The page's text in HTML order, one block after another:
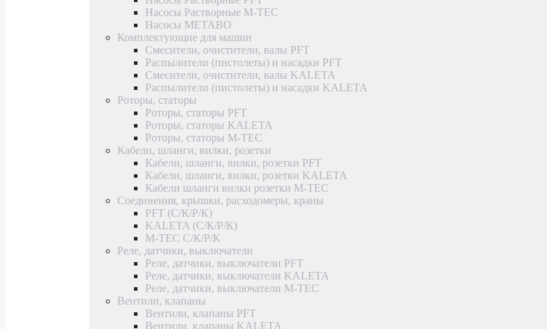
Насосы Растворные M-TEC
Насосы METABO
Комплектующие для машин
Смесители, очистители, валы PFT
Распылители (пистолеты) и насадки PFT
Смесители, очистители, валы KALETA
Распылители (пистолеты) и насадки KALETA
Роторы, статоры
Роторы, статоры PFT
Роторы, статоры KALETA
Роторы, статоры M-TEC
Кабели, шланги, вилки, розетки
Кабели, шланги, вилки, розетки PFT
Кабели, шланги, вилки, розетки KALETA
Кабели шланги вилки розетки M-TEC
Соединения, крышки, расходомеры, краны
PFT (С/К/Р/К)
KALETA (С/К/Р/К)
M-TEC С/К/Р/К
Реле, датчики, выключатели
Реле, датчики, выключатели PFT
Реле, датчики, выключатели KALETA
Реле, датчики, выключатели M-TEC
Вентили, клапаны
Вентили, клапаны PFT
Вентили, клапаны KALETA